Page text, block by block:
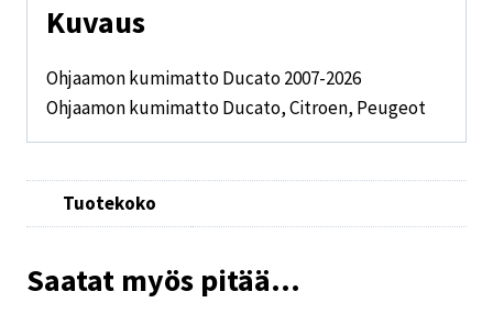
Kuvaus
Ohjaamon kumimatto Ducato 2007-2026
Ohjaamon kumimatto Ducato, Citroen, Peugeot
Tuotekoko
Saatat myös pitää...